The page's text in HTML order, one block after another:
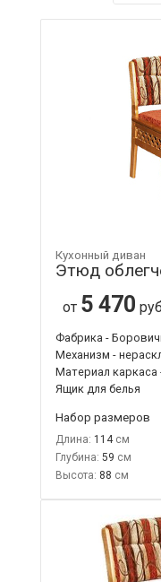
Кухонный диван
Этюд
от 5 470
Фабрика -
Механизм -
Материал
Ящик для белья
Набор размеров
Длина: 114
Глубина: 59
Высота: 88